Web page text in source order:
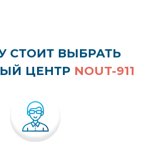
СТОИТ ВЫБРАТЬ
ЦЕНТР NOUT-911